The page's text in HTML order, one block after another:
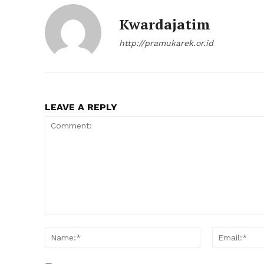
Kwardajatim
http://pramukarek.or.id
LEAVE A REPLY
Name:*